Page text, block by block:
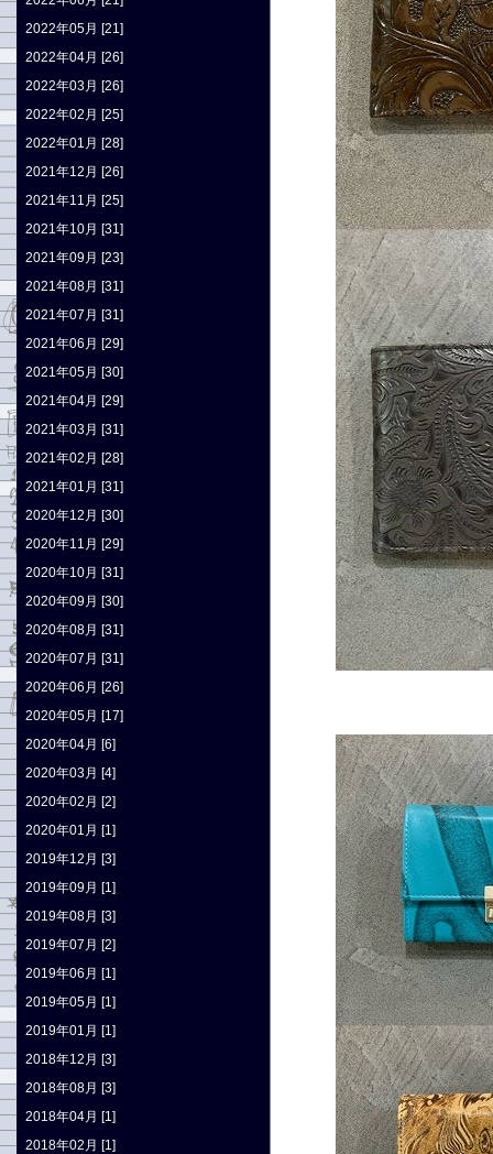
2022年05月 [21]
2022年04月 [26]
2022年03月 [26]
2022年02月 [25]
2022年01月 [28]
2021年12月 [26]
2021年11月 [25]
2021年10月 [31]
2021年09月 [23]
2021年08月 [31]
2021年07月 [31]
2021年06月 [29]
2021年05月 [30]
2021年04月 [29]
2021年03月 [31]
2021年02月 [28]
2021年01月 [31]
2020年12月 [30]
2020年11月 [29]
2020年10月 [31]
2020年09月 [30]
2020年08月 [31]
2020年07月 [31]
2020年06月 [26]
2020年05月 [17]
2020年04月 [6]
2020年03月 [4]
2020年02月 [2]
2020年01月 [1]
2019年12月 [3]
2019年09月 [1]
2019年08月 [3]
2019年07月 [2]
2019年06月 [1]
2019年05月 [1]
2019年01月 [1]
2018年12月 [3]
2018年08月 [3]
2018年04月 [1]
2018年02月 [1]